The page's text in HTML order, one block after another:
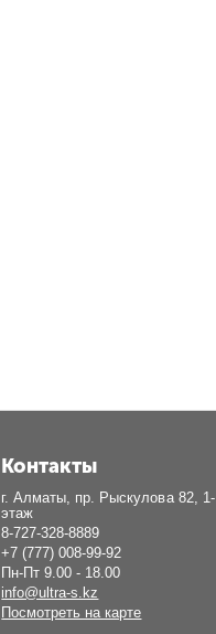
Контакты
г. Алматы, пр. Рыскулова 82, 1-
этаж
8-727-328-8889
+7 (777) 008-99-92
Пн-Пт 9.00 - 18.00
info@ultra-s.kz
Посмотреть на карте